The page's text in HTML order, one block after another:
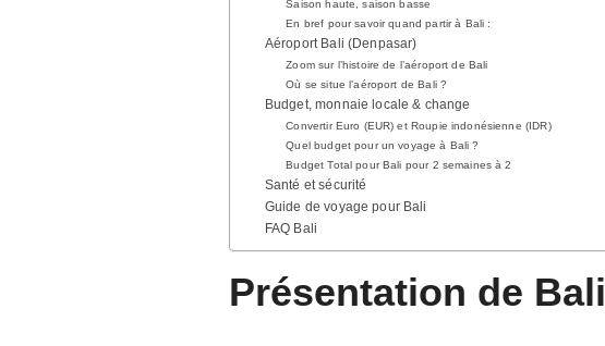
Saison haute, saison basse
En bref pour savoir quand partir à Bali :
Aéroport Bali (Denpasar)
Zoom sur l’histoire de l’aéroport de Bali
Où se situe l’aéroport de Bali ?
Budget, monnaie locale & change
Convertir Euro (EUR) et Roupie indonésienne (IDR)
Quel budget pour un voyage à Bali ?
Budget Total pour Bali pour 2 semaines à 2
Santé et sécurité
Guide de voyage pour Bali
FAQ Bali
Présentation de Bali